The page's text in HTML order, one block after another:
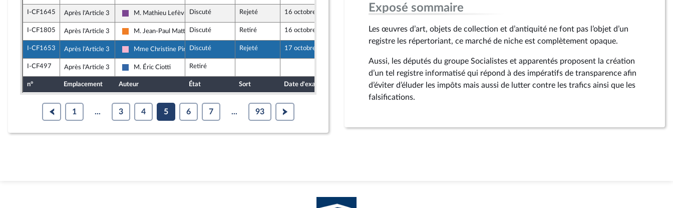
I-CF1645 Après l'Article 3
Ensemble pour la République
M. Mathieu LefèvreDiscuté Rejeté 16 octobre 2024 13 octobre 2024
I-CF1805 Après l'Article 3
Les Démocrates
M. Jean-Paul MatteiDiscuté Retiré 16 octobre 2024 13 octobre 2024
I-CF1653 Après l'Article 3
Socialistes et apparentés
Mme Christine Pirès Beaune
Discuté Rejeté 17 octobre 2024
I-CF497 Après l'Article 3
UDR
M. Éric Ciotti Retiré 12 octobre 2024
n° Emplacement Auteur État Sort Date d'examen Date de dépôt
1 ... 3 4 5 6 7 ... 93
Exposé sommaire
Les œuvres d’art, objets de collection et d’antiquité ne font pas l’objet d’un
registre les répertoriant, ce marché de niche est complètement opaque.
Aussi, les députés du groupe Socialistes et apparentés proposent la création
d’un tel registre informatisé qui répond à des impératifs de transparence afin
d’éviter d’éluder les impôts mais aussi de lutter contre les trafics ainsi que les
falsifications.